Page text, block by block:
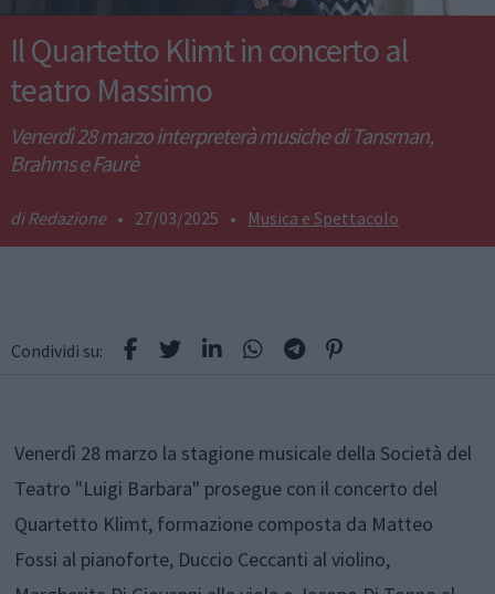
Il Quartetto Klimt in concerto al
teatro Massimo
Venerdì 28 marzo interpreterà musiche di Tansman,
Brahms e Faurè
Redazione • 27/03/2025 • Musica e Spettacolo
Condividi su:
Venerdì 28 marzo la stagione musicale della Società del
Teatro "Luigi Barbara" prosegue con il concerto del
Quartetto Klimt, formazione composta da Matteo
Fossi al pianoforte, Duccio Ceccanti al violino,